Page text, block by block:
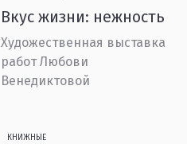
Вкус жизни: нежность
Художественная выставка
работ Любови
Венедиктовой
КНИЖНЫЕ